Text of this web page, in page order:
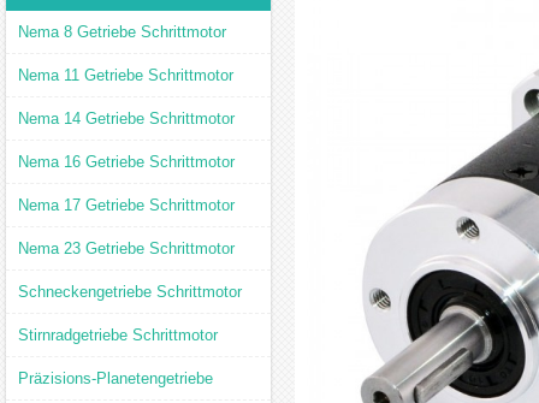
Nema 8 Getriebe Schrittmotor
Nema 11 Getriebe Schrittmotor
Nema 14 Getriebe Schrittmotor
Nema 16 Getriebe Schrittmotor
Nema 17 Getriebe Schrittmotor
Nema 23 Getriebe Schrittmotor
Schneckengetriebe Schrittmotor
Stirnradgetriebe Schrittmotor
Präzisions-Planetengetriebe